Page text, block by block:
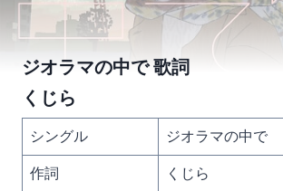
ジオラマの中で 歌詞
くじら
シングル ジオラマの中で
作詞 くじら